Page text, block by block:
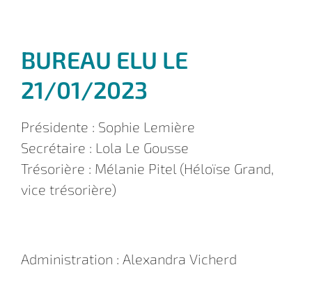
BUREAU ELU LE
21/01/2023
Présidente : Sophie Lemière
Secrétaire : Lola Le Gousse
Trésorière : Mélanie Pitel (Héloïse Grand,
vice trésorière)
Administration : Alexandra Vicherd